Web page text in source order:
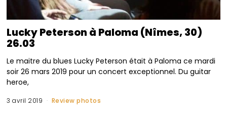
Lucky Peterson à Paloma (Nîmes, 30)
26.03
Le maitre du blues Lucky Peterson était à Paloma ce mardi
soir 26 mars 2019 pour un concert exceptionnel. Du guitar
heroe,
3 avril 2019 Review photos